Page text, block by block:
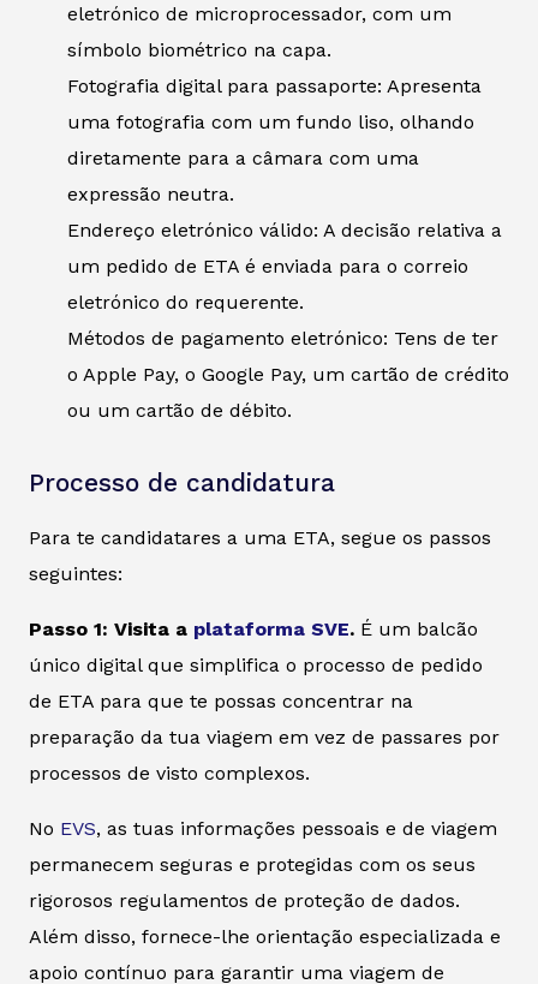
eletrónico de microprocessador, com um
símbolo biométrico na capa.
Fotografia digital para passaporte: Apresenta
uma fotografia com um fundo liso, olhando
diretamente para a câmara com uma
expressão neutra.
Endereço eletrónico válido: A decisão relativa a
um pedido de ETA é enviada para o correio
eletrónico do requerente.
Métodos de pagamento eletrónico: Tens de ter
o Apple Pay, o Google Pay, um cartão de crédito
ou um cartão de débito.
Processo de candidatura
Para te candidatares a uma ETA, segue os passos
seguintes:
Passo 1: Visita a plataforma SVE. É um balcão
único digital que simplifica o processo de pedido
de ETA para que te possas concentrar na
preparação da tua viagem em vez de passares por
processos de visto complexos.
No EVS, as tuas informações pessoais e de viagem
permanecem seguras e protegidas com os seus
rigorosos regulamentos de proteção de dados.
Além disso, fornece-lhe orientação especializada e
apoio contínuo para garantir uma viagem de